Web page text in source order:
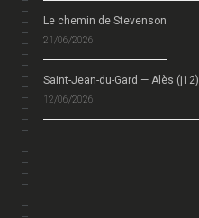
Le chemin de Stevenson
21/06/2026
Saint-Jean-du-Gard — Alès (j12)
12/06/2026